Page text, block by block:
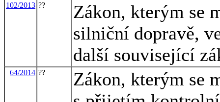
102/2013 ??
Zákon, kterým se
silniční dopravě,
další související
64/2014 ??
Zákon, kterým se